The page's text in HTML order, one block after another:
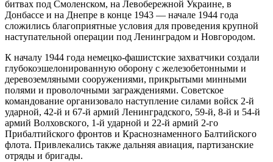
битвах под Смоленском, на Левобережной Украине, в
Донбассе и на Днепре в конце 1943 — начале 1944 года
сложились благоприятные условия для проведения крупной
наступательной операции под Ленинградом и Новгородом.
К началу 1944 года немецко-фашистские захватчики создали
глубокоэшелонированную оборону с железобетонными и
деревоземляными сооружениями, прикрытыми минными
полями и проволочными заграждениями. Советское
командование организовало наступление силами войск 2-й
ударной, 42-й и 67-й армий Ленинградского, 59-й, 8-й и 54-й
армий Волховского, 1-й ударной и 22-й армий 2-го
Прибалтийского фронтов и Краснознаменного Балтийского
флота. Привлекались также дальняя авиация, партизанские
отряды и бригады.